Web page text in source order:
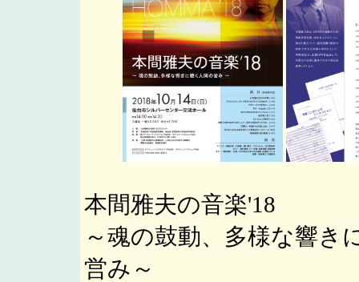
本間雅夫の音楽'18
～魂の鼓動、多様な響き
営み～